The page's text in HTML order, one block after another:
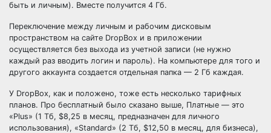
быть и личным). Вместе получится 4 Гб.
Переключение между личным и рабочим дисковым
пространством на сайте DropBox и в приложении
осуществляется без выхода из учетной записи (не нужно
каждый раз вводить логин и пароль). На компьютере для того и
другого аккаунта создается отдельная папка — 2 Гб каждая.
У DropBox, как и положено, тоже есть несколько тарифных
планов. Про бесплатный было сказано выше, Платные — это
«Plus» (1 Тб, $8,25 в месяц, предназначен для личного
использования), «Standard» (2 Тб, $12,50 в месяц, для бизнеса),